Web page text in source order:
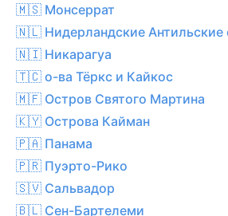
🇲🇸 Монсеррат
🇳🇱 Нидерландские Антильские
🇳🇮 Никарагуа
🇹🇨 о-ва Тёркс и Кайкос
🇲🇫 Остров Святого Мартина
🇰🇾 Острова Кайман
🇵🇦 Панама
🇵🇷 Пуэрто-Рико
🇸🇻 Сальвадор
🇧🇱 Сен-Бартелеми